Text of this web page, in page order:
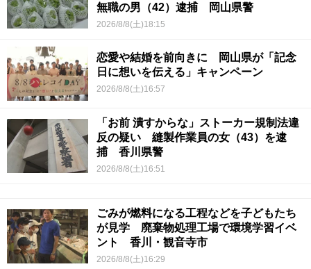
無職の男（42）逮捕 岡山県警
2026/8/8(土)18:15
恋愛や結婚を前向きに 岡山県が「記念
日に想いを伝える」キャンペーン
2026/8/8(土)16:57
「お前 潰すからな」ストーカー規制法違
反の疑い 縫製作業員の女（43）を逮
捕 香川県警
2026/8/8(土)16:51
ごみが燃料になる工程などを子どもたち
が見学 廃棄物処理工場で環境学習イベ
ント 香川・観音寺市
2026/8/8(土)16:29